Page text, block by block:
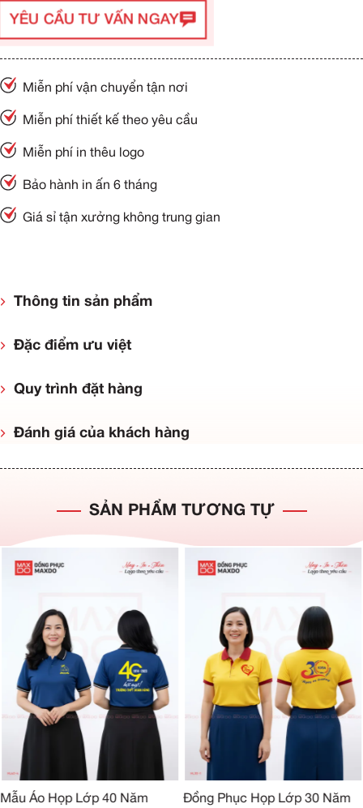
YÊU CẦU TƯ VẤN NGAY
Miễn phí vận chuyển tận nơi
Miễn phí thiết kế theo yêu cầu
Miễn phí in thêu logo
Bảo hành in ấn 6 tháng
Giá sỉ tận xưởng không trung gian
Thông tin sản phẩm
Đặc điểm ưu việt
Quy trình đặt hàng
Đánh giá của khách hàng
SẢN PHẨM TƯƠNG TỰ
Mẫu Áo Họp Lớp 40 Năm Đồng Phục Họp Lớp 30 Năm